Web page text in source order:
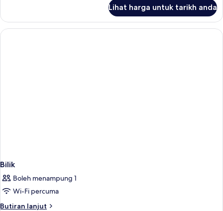
Double
Room,
Terrace
Lihat harga untuk tarikh anda
Bilik
Boleh menampung 1
Wi-Fi percuma
Butiran lanjut
Butiran